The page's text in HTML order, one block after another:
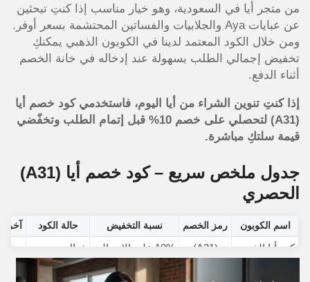
من متجر أيا في السعودية، وهو خيار مناسب إذا كنتِ تبحثين
عن عبايات Aya والجلابيات والفساتين المحتشمة بسعر أوفر.
ومن خلال الكود المعتمد لدينا في الكوبون الذهبي يمكنكِ
تخفيض إجمالي الطلب بسهولة عند إدخاله في خانة الخصم
أثناء الدفع.
إذا كنتِ تنوين الشراء من أيا اليوم، فاستخدمي كود خصم أيا
(A31) لتحصلي على خصم 10% قبل إتمام الطلب وتخفّضي
قيمة سلتكِ مباشرة.
جدول ملخص سريع – كود خصم أيا (A31)
الحصري
اسم الكوبون رمز الخصم نسبة التخفيض حالة الكود آخر
كود أيا الذهبي (A31) 10% على الإجمالي فعال ومجرب